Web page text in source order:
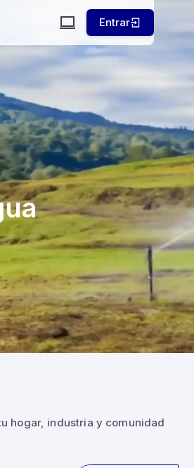
Entrar
hogar, industria y comunidad